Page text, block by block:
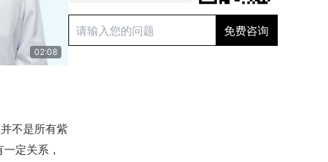
02:08
并不是所有紫
定关系，